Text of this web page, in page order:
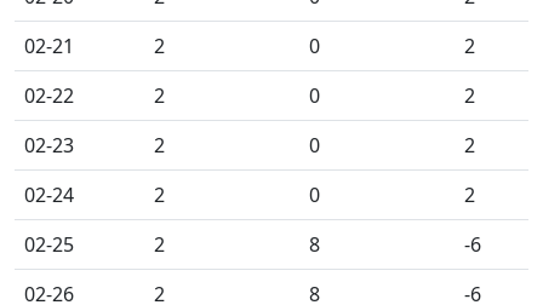
02-21
2 0
2
02-22
2 0
2
02-23
2 0
2
02-24
2 0
2
02-25
2 8
-6
02-26
2 8
-6